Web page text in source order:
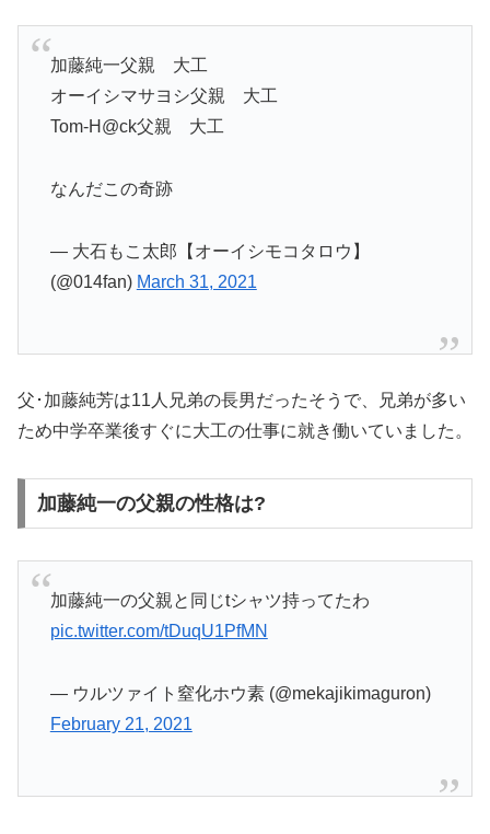
加藤純一父親 大工
オーイシマサヨシ父親 大工
Tom-H@ck父親 大工
なんだこの奇跡
— 大石もこ太郎【オーイシモコタロウ】
(@014fan) March 31, 2021
父･加藤純芳は11人兄弟の長男だったそうで、兄弟が多い
ため中学卒業後すぐに大工の仕事に就き働いていました。
加藤純一の父親の性格は?
加藤純一の父親と同じtシャツ持ってたわ
pic.twitter.com/tDuqU1PfMN
— ウルツァイト窒化ホウ素 (@mekajikimaguron)
February 21, 2021